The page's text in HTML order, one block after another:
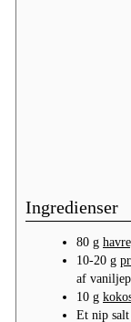
Ingredienser
80 g
10-20 g
af
10 g
Et nip salt